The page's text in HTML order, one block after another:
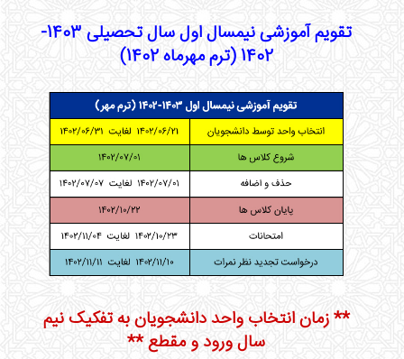
تقویم آموزشی نیمسال اول سال تحصیلی 1403-
1402 (ترم مهرماه 1402)
** زمان انتخاب واحد دانشجویان به تفکیک نیم
سال ورود و مقطع **